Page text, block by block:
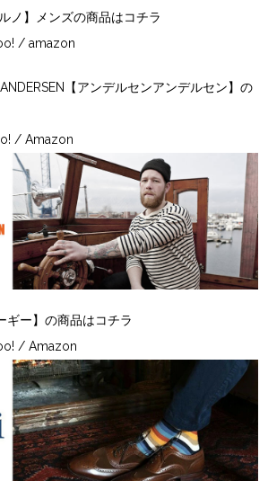
ノ】メンズの商品はコチラ
/amazon
【アンデルセンアンデルセン】の
/Amazon
ギー】の商品はコチラ
/Amazon